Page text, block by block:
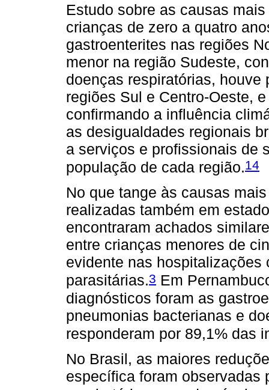
Estudo sobre as causas
crianças de zero a quatro
gastroenterites nas regiões
menor na região Sudeste,
doenças respiratórias, houve
regiões Sul e Centro-Oeste,
confirmando a influência
as desigualdades regionais
a serviços e profissionais de
população de cada região.14
No que tange às causas
realizadas também em
encontraram achados
entre crianças menores de
evidente nas
parasitárias.3 Em
diagnósticos foram as
pneumonias bacterianas e
responderam por 89,1% das
No Brasil, as maiores
específica foram observadas